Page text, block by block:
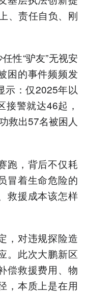
、责任自负、刚
性“驴友”无视安
困的事件频频发
示：仅2025年以
警就达46起，
救出57名被困人
跑，背后不仅耗
冒着生命危险的
救援成本该怎样
，对违规探险造
。此次大鹏新区
偿救援费用、物
，本质上是在用